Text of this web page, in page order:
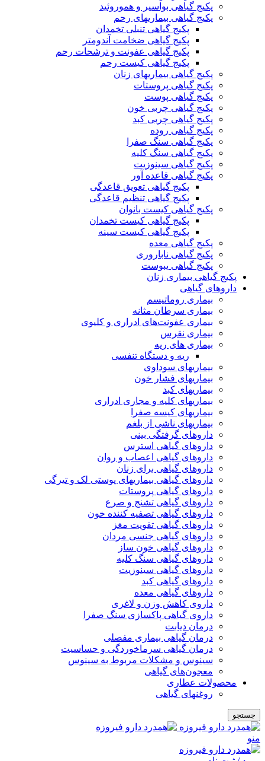
پکیج گیاهی بواسیر و هموروئید
پکیج گیاهی بیماریهای رحم
پکیج گیاهی تنبلی تخمدان
پکیج گیاهی ضخامت آندومتر
پکیج گیاهی عفونت و ترشحات رحم
پکیج گیاهی کیست رحم
پکیج گیاهی بیماریهای زنان
پکیج گیاهی پروستات
پکیج گیاهی پوست
پکیج گیاهی چربی خون
پکیج گیاهی چربی کبد
پکیج گیاهی روده
پکیج گیاهی سنگ صفرا
پکیج گیاهی سنگ کلیه
پکیج گیاهی سینوزیت
پکیج گیاهی قاعده آور
پکیج گیاهی تعویق قاعدگی
پکیج گیاهی تنظیم قاعدگی
پکیج گیاهی کیست بانوان
پکیج گیاهی کیست تخمدان
پکیج گیاهی کیست سینه
پکیج گیاهی معده
پکیج گیاهی ناباروری
پکیج گیاهی یبوست
پکیج گیاهی بیماری زنان
داروهای گیاهی
بیماری روماتیسم
بیماری سرطان مثانه
بیماری عفونت‌های ادراری و کلیوی
بیماری نقرس
بیماری های ریه
ریه و دستگاه تنفسی
بیماریهای سوداوی
بیماریهای فشار خون
بیماریهای کبد
بیماریهای کلیه و مجاری ادراری
بیماریهای کیسه صفرا
بیماریهای ناشی از بلغم
داروهای گرفتگی بینی
داروهای گیاهی استرس
داروهای گیاهی اعصاب و روان
داروهای گیاهی برای زنان
داروهای گیاهی بیماریهای پوستی لک و تیرگی
داروهای گیاهی پروستات
داروهای گیاهی تشنج و صرع
داروهای گیاهی تصفیه کننده خون
داروهای گیاهی تقویت مغز
داروهای گیاهی جنسی مردان
داروهای گیاهی خون ساز
داروهای گیاهی سنگ کلیه
داروهای گیاهی سینوزیت
داروهای گیاهی کبد
داروهای گیاهی معده
داروی کاهش وزن و لاغری
داروی گیاهی پاکسازی سنگ صفرا
درمان دیابت
درمان گیاهی بیماری مفصلی
درمان گیاهی سرماخوردگی و حساسیت
سینوس و مشکلات مربوط به سینوس
معجون‌های گیاهی
محصولات عطاری
روغنهای گیاهی
جستجو
منو